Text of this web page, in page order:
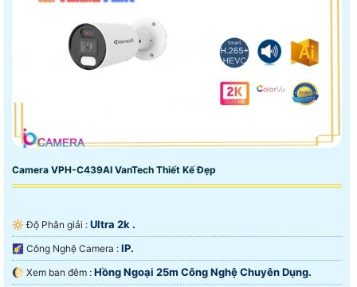
Camera VPH-C439AI VanTech Thiết Kế Đẹp
🔆 Độ Phân giải : Ultra 2k .
🌠 Công Nghệ Camera : IP.
🌔 Xem ban đêm : Hồng Ngoại 25m Công Nghệ Chuyên Dụng.